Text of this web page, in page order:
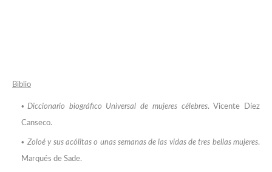
Biblio
Diccionario biográfico Universal de mujeres célebres.Vicente Díez
Canseco.
Zoloé y sus acólitas o unas semanas de las vidas de tres bellas mujeres.
Marqués de Sade.